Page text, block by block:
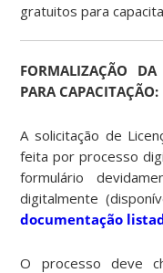
gratuitos para
FORMALIZAÇÃO
PARA CAPACITAÇÃO:
A solicitação de
feita por processo
formulário
digitalmente
documentação
O processo deve